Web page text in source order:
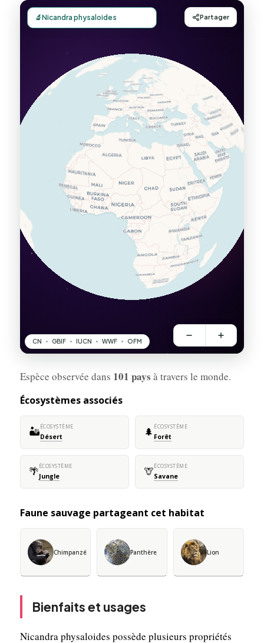
Espèce observée dans 101 pays à travers le monde.
Écosystèmes associés
🏜️ÉCOSYSTÈME
Désert 🌲 ÉCOSYSTÈME
Forêt
🌴ÉCOSYSTÈME
Jungle 🦒ÉCOSYSTÈME
Savane
Faune sauvage partageant cet habitat
Chimpanzé Panthère Lion
Bienfaits et usages
Nicandra physaloides possède plusieurs propriétés